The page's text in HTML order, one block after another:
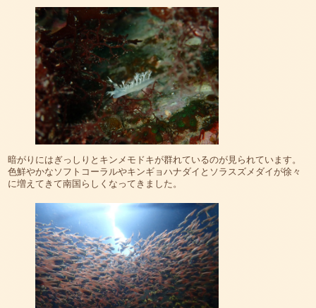
暗がりにはぎっしりとキンメモドキが群れているのが見られています。
色鮮やかなソフトコーラルやキンギョハナダイとソラスズメダイが徐々
に増えてきて南国らしくなってきました。